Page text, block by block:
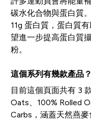
碳水化合物與蛋白質
11g 蛋白質，蛋白質
望進一步提高蛋白質
粉。
這個系列有幾款產品？
目前這個頁面共有 3
Oats、100% Rolled
Carbs，涵蓋天然燕